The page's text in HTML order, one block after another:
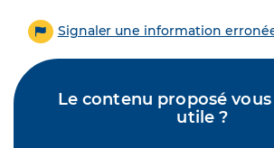
Signaler une information
Le contenu proposé
utile ?